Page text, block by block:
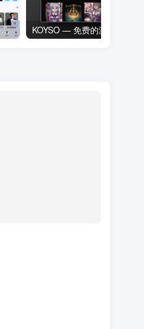
听海音乐v3.0.6｜畅听下载全网歌曲 无损音质下载歌曲 KOYSO — 免费的游戏下载网站